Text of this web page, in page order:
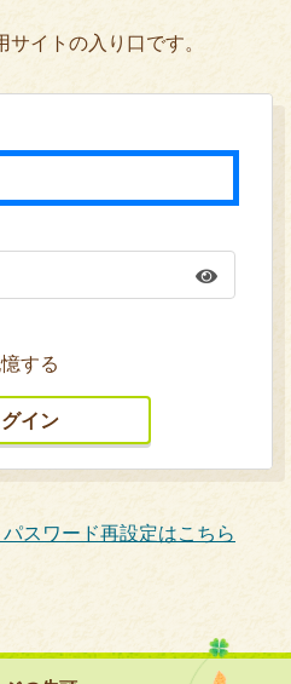
イトの入り口です。
する
スワード再設定はこちら